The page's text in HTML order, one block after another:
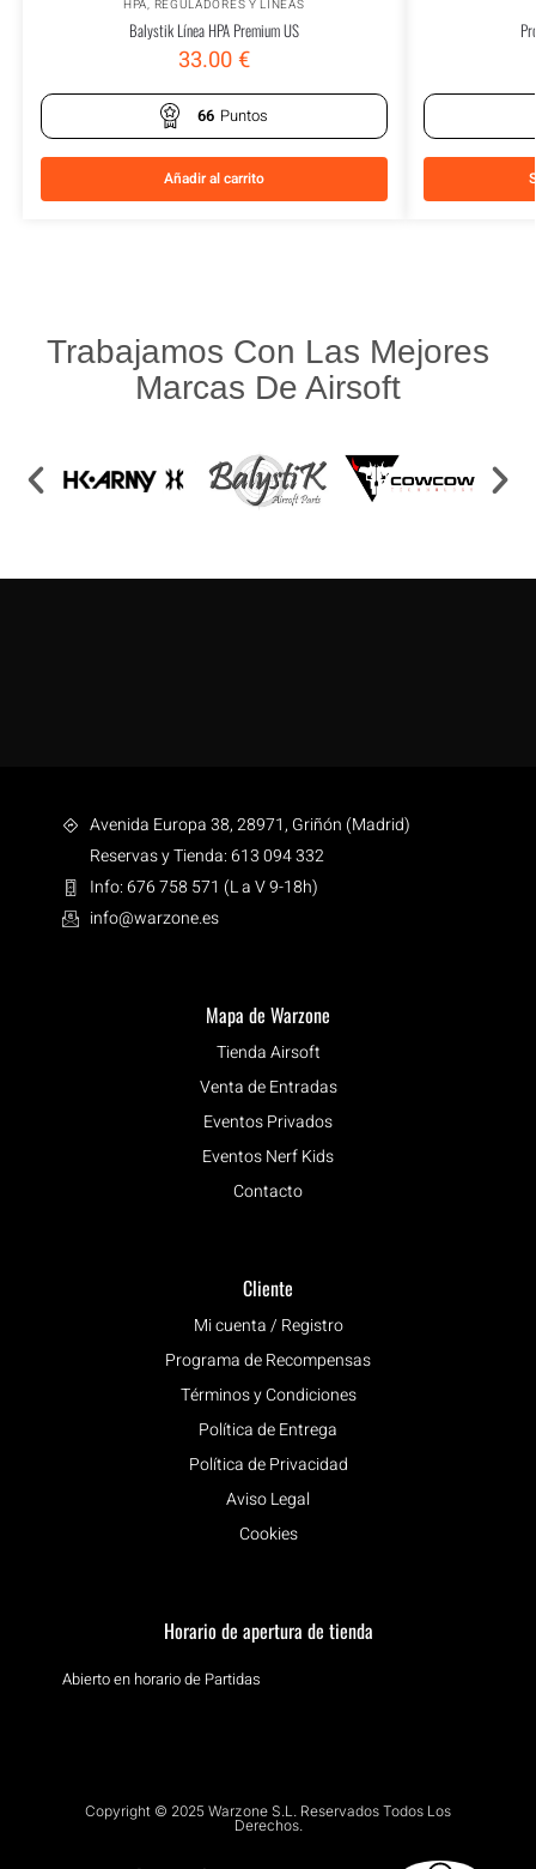
HPA, REGULADORES Y LINEAS
Balystik Línea HPA Premium US
33.00€
66 Puntos
Añadir al carrito
Trabajamos Con Las Mejores
Marcas De Airsoft
Avenida Europa 38, 28971, Griñón (Madrid)
Reservas y Tienda: 613 094 332
Info: 676 758 571 (L a V 9-18h)
info@warzone.es
Mapa de Warzone
Tienda Airsoft
Venta de Entradas
Eventos Privados
Eventos Nerf Kids
Contacto
Cliente
Mi cuenta / Registro
Programa de Recompensas
Términos y Condiciones
Política de Entrega
Política de Privacidad
Aviso Legal
Cookies
Horario de apertura de tienda
Abierto en horario de Partidas
Copyright © 2025 Warzone S.L. Reservados Todos Los
Derechos.